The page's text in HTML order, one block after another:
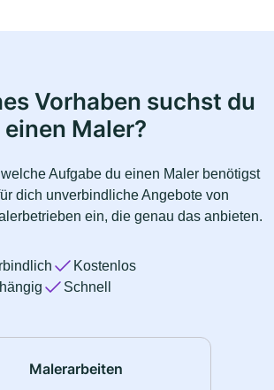
Vorhaben suchst du
einen Maler?
Aufgabe du einen Maler benötigst
dich unverbindliche Angebote von
ein, die genau das anbieten.
Kostenlos
Schnell
Malerarbeiten